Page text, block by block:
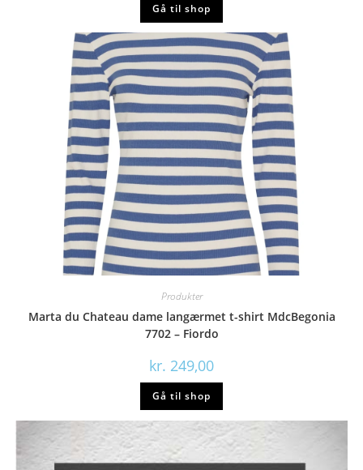
Gå til shop
Produkter
Marta du Chateau dame langærmet t-shirt MdcBegonia
7702 – Fiordo
kr. 249,00
Gå til shop